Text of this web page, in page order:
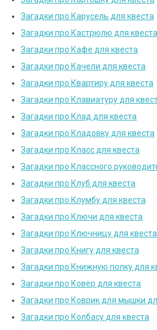
Загадки про Карусель для квеста
Загадки про Кастрюлю для квеста
Загадки про Кафе для квеста
Загадки про Качели для квеста
Загадки про Квартиру для квеста
Загадки про Клавиатуру для
Загадки про Клад для квеста
Загадки про Кладовку для квеста
Загадки про Класс для квеста
Загадки про Классного
Загадки про Клуб для квеста
Загадки про Клумбу для квеста
Загадки про Ключи для квеста
Загадки про Ключницу для квеста
Загадки про Книгу для квеста
Загадки про Книжную полку для
Загадки про Ковёр для квеста
Загадки про Коврик для мышки
Загадки про Колбасу для квеста